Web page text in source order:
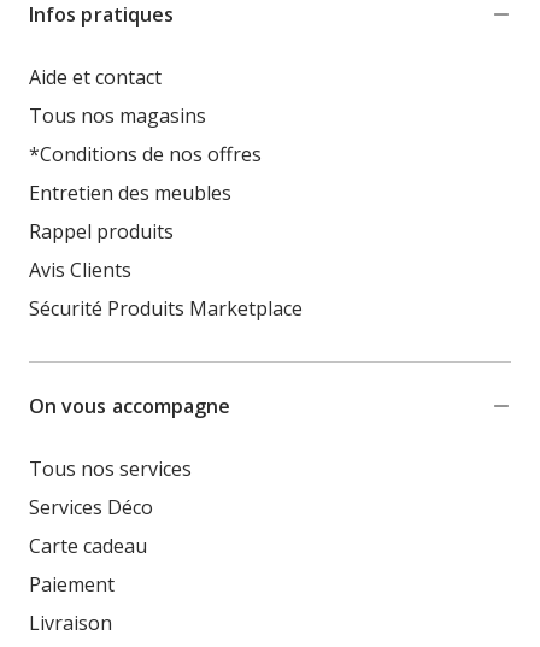
Infos pratiques
Aide et contact
Tous nos magasins
*Conditions de nos offres
Entretien des meubles
Rappel produits
Avis Clients
Sécurité Produits Marketplace
On vous accompagne
Tous nos services
Services Déco
Carte cadeau
Paiement
Livraison